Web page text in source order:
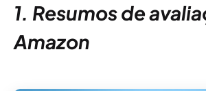
1. Resumos de
Amazon